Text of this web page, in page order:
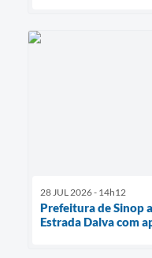
28 JUL 2026 - 14h12
Prefeitura de Sinop
Estrada Dalva com